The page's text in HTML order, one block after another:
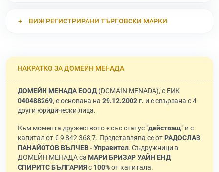
ВИЖ РЕГИСТРИРАНИ ТЪРГОВСКИ МАРКИ
НАКРАТКО ЗА ДОМЕЙН МЕНАДА
ДОМЕЙН МЕНАДА ЕООД(DOMAIN MENADA), с ЕИК
040488269, е основана на 29.12.2002 г. и е свързана с 4
други юридически лица.
Към момента дружеството е със статус "действащ" и с
капитал от € 9 842 368,7. Представлява се от РАДОСЛАВ
ПАНАЙОТОВ ВЪЛЧЕВ - Управител. Съдружници в
ДОМЕЙН МЕНАДА са МАРИ БРИЗАР УАЙН ЕНД
СПИРИТС БЪЛГАРИЯс 100%от капитала.